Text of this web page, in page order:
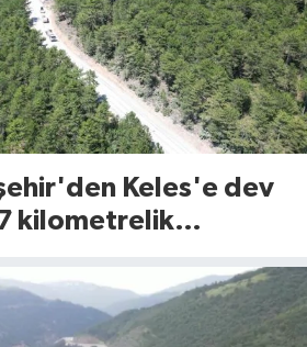
Keles'e dev
kilometrelik